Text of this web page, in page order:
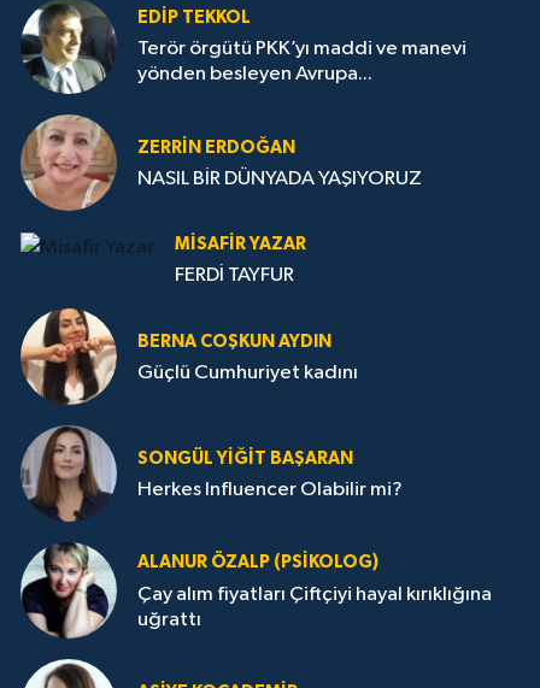
EDIP TEKKOL
Terör örgütü PKK’yı maddi ve manevi
yönden besleyen Avrupa...
ZERRIN ERDOĞAN
NASIL BİR DÜNYADA YAŞIYORUZ
MISAFIR YAZAR
FERDİ TAYFUR
BERNA COŞKUN AYDIN
Güçlü Cumhuriyet kadını
SONGÜL YIĞIT BAŞARAN
Herkes Influencer Olabilir mi?
ALANUR ÖZALP (PSIKOLOG)
Çay alım fiyatları Çiftçiyi hayal kırıklığına
uğrattı